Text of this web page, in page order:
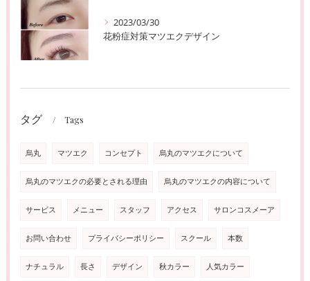
2023/03/30
花粉症対策マツエクデザイン
タグ Tags
烏丸 マツエク コンセプト 烏丸のマツエクについて
烏丸のマツエクの必要とされる理由 烏丸のマツエクの内容について
サービス メニュー スタッフ アクセス サロンコスメーア
お問い合わせ プライバシーポリシー スクール 本数
ナチュラル 長さ デザイン 秋カラー 人気カラー